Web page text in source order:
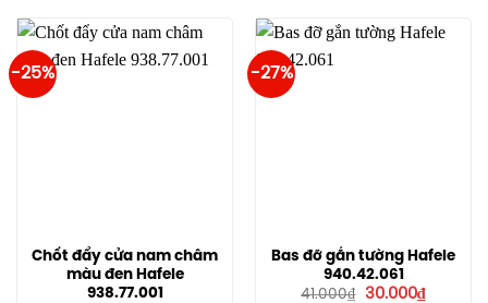
-25%
Chốt đẩy cửa nam châm
màu đen Hafele
938.77.001
-27%
Bas đỡ gắn tường Hafele
940.42.061
41.000₫
Giá
30.000₫Giá